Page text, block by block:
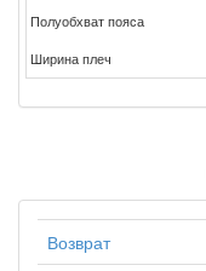
Полуобхват пояса
Ширина плеч
Возврат